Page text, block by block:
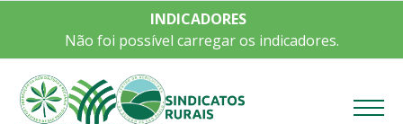
INDICADORES
Não foi possível carregar os indicadores.